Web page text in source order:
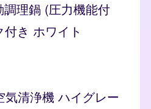
理鍋 (圧力機能付
き ホワイト
清浄機 ハイグレー